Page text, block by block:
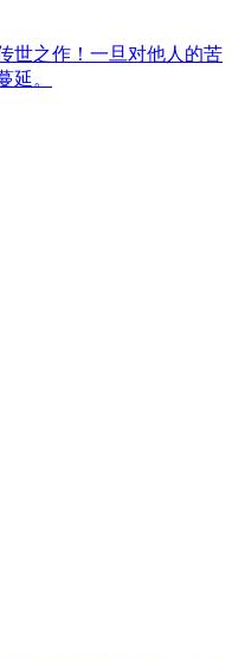
世之作！一旦对他人的苦
延。